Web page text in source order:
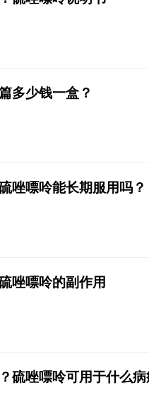
多少钱一盒？
唑嘌呤能长期服用吗？
唑嘌呤的副作用
硫唑嘌呤可用于什么病